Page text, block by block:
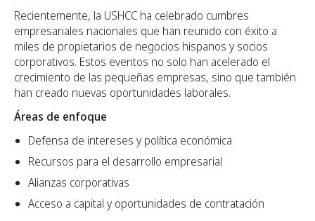
Recientemente, la USHCC ha celebrado cumbres
empresariales nacionales que han reunido con éxito a
miles de propietarios de negocios hispanos y socios
corporativos. Estos eventos no solo han acelerado el
crecimiento de las pequeñas empresas, sino que también
han creado nuevas oportunidades laborales.
Áreas de enfoque
Defensa de intereses y política económica
Recursos para el desarrollo empresarial
Alianzas corporativas
Acceso a capital y oportunidades de contratación